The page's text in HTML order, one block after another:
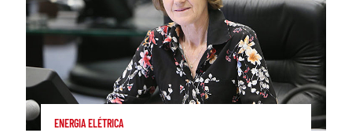
ENERGIA ELÉTRICA